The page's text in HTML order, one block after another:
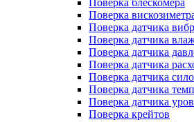
Поверка блескомера
Поверка
Поверка датчика
Поверка датчика
Поверка датчика
Поверка датчика
Поверка датчика
Поверка датчика
Поверка датчика
Поверка крейтов